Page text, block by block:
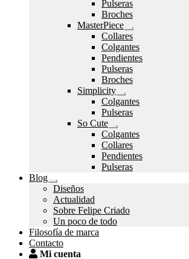
Pulseras
Broches
MasterPiece
Expandir
el
menú
hijo
Collares
Colgantes
Pendientes
Pulseras
Broches
Simplicity
Expandir
el
menú
Colgantes
Pulseras
So Cute
Expandir
el
menú
hijo
Colgantes
Collares
Pendientes
Pulseras
Blog
Expandir
el
menú
hijo
Diseños
Actualidad
Sobre Felipe Criado
Un poco de todo
Filosofía de marca
Contacto
Mi cuenta